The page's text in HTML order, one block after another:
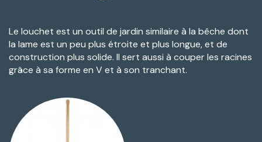
Le louchet est un outil de jardin similaire à la bêche dont
la lame est un peu plus étroite et plus longue, et de
construction plus solide. Il sert aussi à couper les racines
grâce à sa forme en V et à son tranchant.